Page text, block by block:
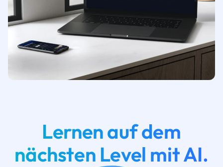
Lernen auf dem
nächsten Level mit AI.